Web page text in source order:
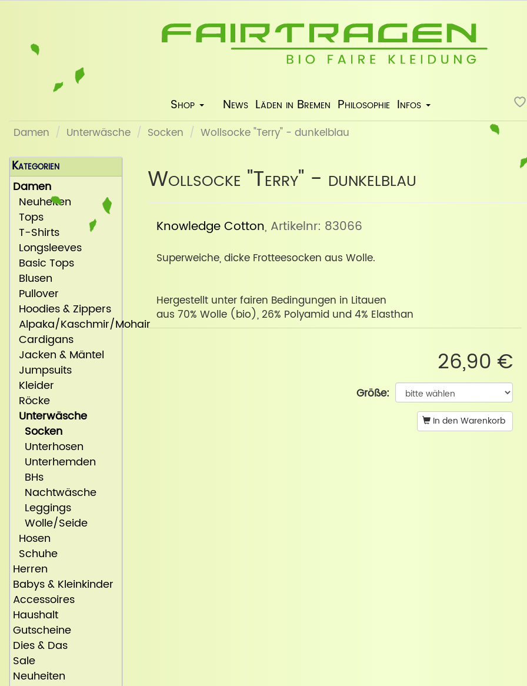
Shop News Läden in Bremen Philosophie Infos
Damen Unterwäsche Socken Wollsocke "Terry" - dunkelblau
Wollsocke "Terry" - dunkelblau
Knowledge Cotton, Artikelnr: 83066
Superweiche, dicke Frotteesocken aus Wolle.
Hergestellt unter fairen Bedingungen in Litauen
aus 70% Wolle (bio), 26% Polyamid und 4% Elasthan
26,90 €
Größe:
In den Warenkorb
Kategorien
Damen
Neuheiten
Tops
T-Shirts
Longsleeves
Basic Tops
Blusen
Pullover
Hoodies & Zippers
Alpaka/Kaschmir/Mohair
Cardigans
Jacken & Mäntel
Jumpsuits
Kleider
Röcke
Unterwäsche
Socken
Unterhosen
Unterhemden
BHs
Nachtwäsche
Leggings
Wolle/Seide
Hosen
Schuhe
Herren
Babys & Kleinkinder
Accessoires
Haushalt
Gutscheine
Dies & Das
Sale
Neuheiten